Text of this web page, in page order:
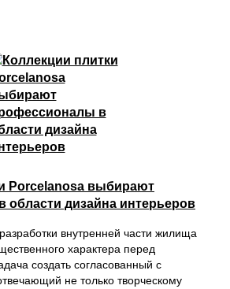
Porcelanosa выбирают
области дизайна интерьеров
внутренней части жилища
характера перед
создать согласованный с
не только творческому